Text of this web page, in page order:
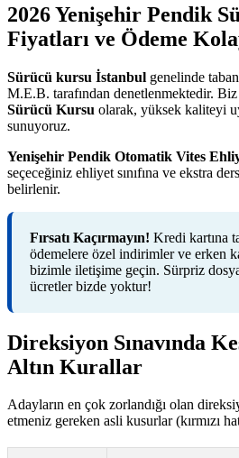
2026 Yenişehir Pendik
Fiyatları ve Ödeme
Sürücü kursu İstanbul genelinde
M.E.B. tarafından denetlenmektedir. Biz
Sürücü Kursu olarak, yüksek kaliteyi
sunuyoruz.
Yenişehir Pendik Otomatik Vites
seçeceğiniz ehliyet sınıfına ve ekstra
belirlenir.
Fırsatı Kaçırmayın! Kredi kartına
ödemelere özel indirimler ve erken
bizimle iletişime geçin. Sürpriz
ücretler bizde yoktur!
Direksiyon Sınavında
Altın Kurallar
Adayların en çok zorlandığı olan
etmeniz gereken asli kusurlar (kırmızı